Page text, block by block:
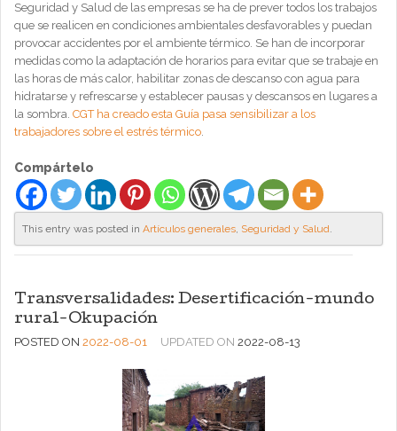
Seguridad y Salud de las empresas se ha de prever todos los trabajos
que se realicen en condiciones ambientales desfavorables y puedan
provocar accidentes por el ambiente térmico. Se han de incorporar
medidas como la adaptación de horarios para evitar que se trabaje en
las horas de más calor, habilitar zonas de descanso con agua para
hidratarse y refrescarse y establecer pausas y descansos en lugares a
la sombra. CGT ha creado esta Guía pasa sensibilizar a los
trabajadores sobre el estrés térmico.
Compártelo
This entry was posted in Artículos generales, Seguridad y Salud.
Transversalidades: Desertificación-mundo
rural-Okupación
POSTED ON 2022-08-01 UPDATED ON 2022-08-13